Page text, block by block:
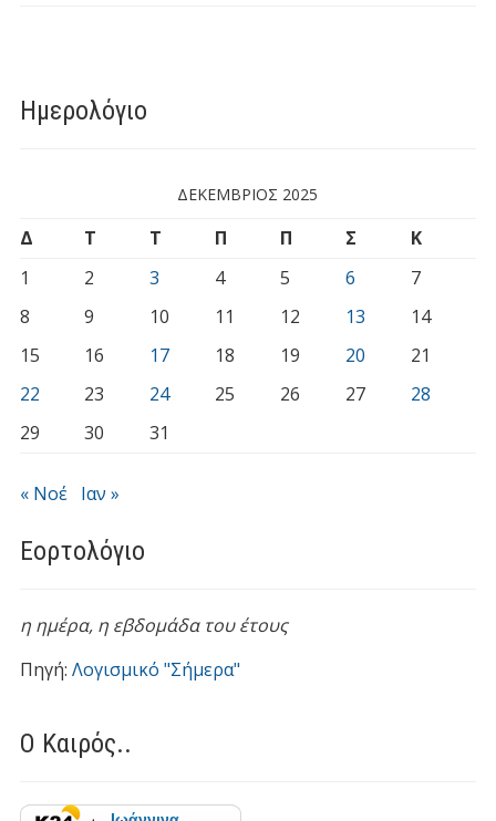
Ημερολόγιο
ΔΕΚΈΜΒΡΙΟΣ 2025
Δ Τ Τ Π Π Σ
Κ
1
2 3 4 5 6
7
8
9 10 11 12 13
14
15
16 17 18 19 20
21
22
23 24 25 26 27
28
29
30 31
« Νοέ Ιαν »
Εορτολόγιο
η ημέρα, η εβδομάδα του έτους
Πηγή: Λογισμικό "Σήμερα"
Ο Καιρός..